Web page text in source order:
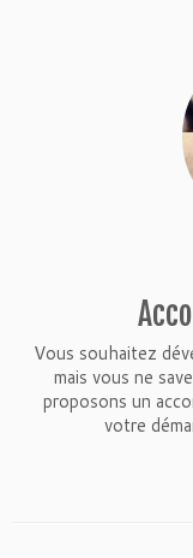
Vous souhaitez
mais vous ne
proposons un
votre